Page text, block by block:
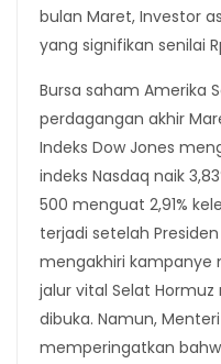
bulan Maret, Investor
yang signifikan senilai
Bursa saham Amerika
perdagangan akhir
Indeks Dow Jones
indeks Nasdaq naik
500 menguat 2,91%
terjadi setelah
mengakhiri kampanye
jalur vital Selat
dibuka. Namun,
memperingatkan